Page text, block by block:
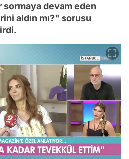
sormaya devam eden
aldın mı?" sorusu